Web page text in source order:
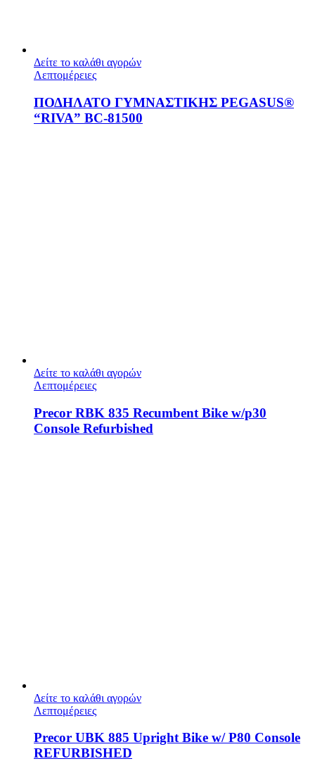
Δείτε το καλάθι αγορών
Λεπτομέρειες
ΠΟΔΗΛΑΤΟ ΓΥΜΝΑΣΤΙΚΗΣ PEGASUS®
“RIVA” BC‑81500
Δείτε το καλάθι αγορών
Λεπτομέρειες
Precor RBK 835 Recumbent Bike w/p30
Console Refurbished
Δείτε το καλάθι αγορών
Λεπτομέρειες
Precor UBK 885 Upright Bike w/ P80 Console
REFURBISHED